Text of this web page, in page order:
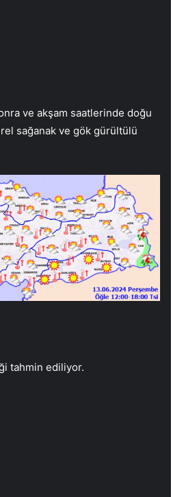
ve akşam saatlerinde doğu
sağanak ve gök gürültülü
tahmin ediliyor.